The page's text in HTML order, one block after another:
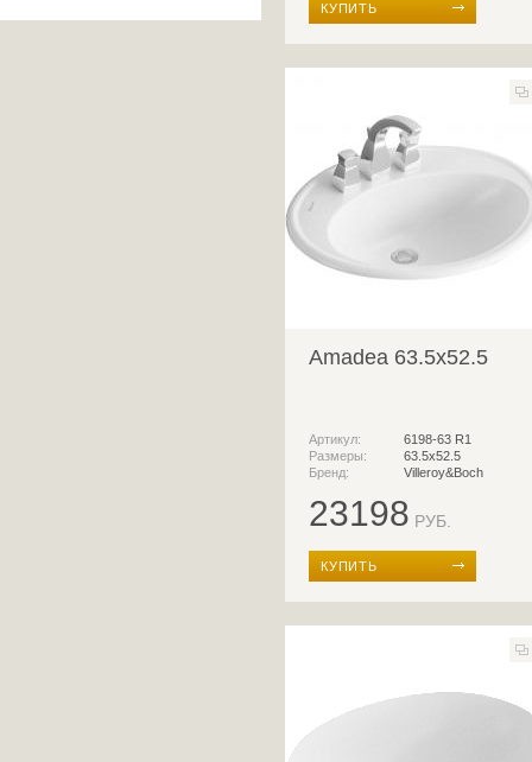
КУПИТЬ
Amadea 63.5x52.5
Артикул:
6198-63 R1
Размеры:
63.5x52.5
Бренд:
Villeroy&Boch
23198 РУБ.
КУПИТЬ